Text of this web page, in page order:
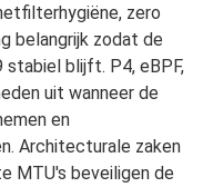
zero
belangrijk zodat de
stabiel blijft. P4, eBPF,
uit wanneer de
en
Architecturale zaken
MTU's beveiligen de